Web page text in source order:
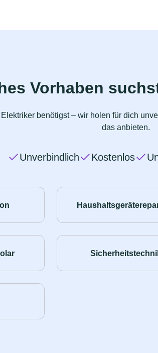
Vorhaben
benötigst – wir holen für dich
das anbieten.
Unverbindlich Kostenlos